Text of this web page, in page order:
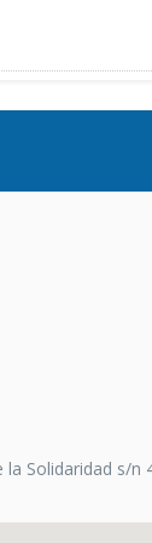
la Solidaridad s/n